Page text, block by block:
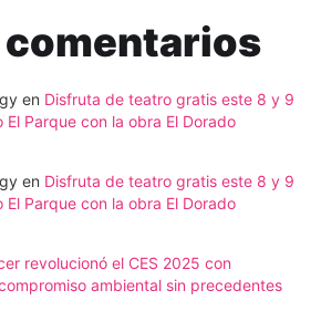
en Disfruta de teatro gratis este 8 y 9
Parque con la obra El Dorado
en Disfruta de teatro gratis este 8 y 9
Parque con la obra El Dorado
revolucionó el CES 2025 con
ambiental sin precedentes